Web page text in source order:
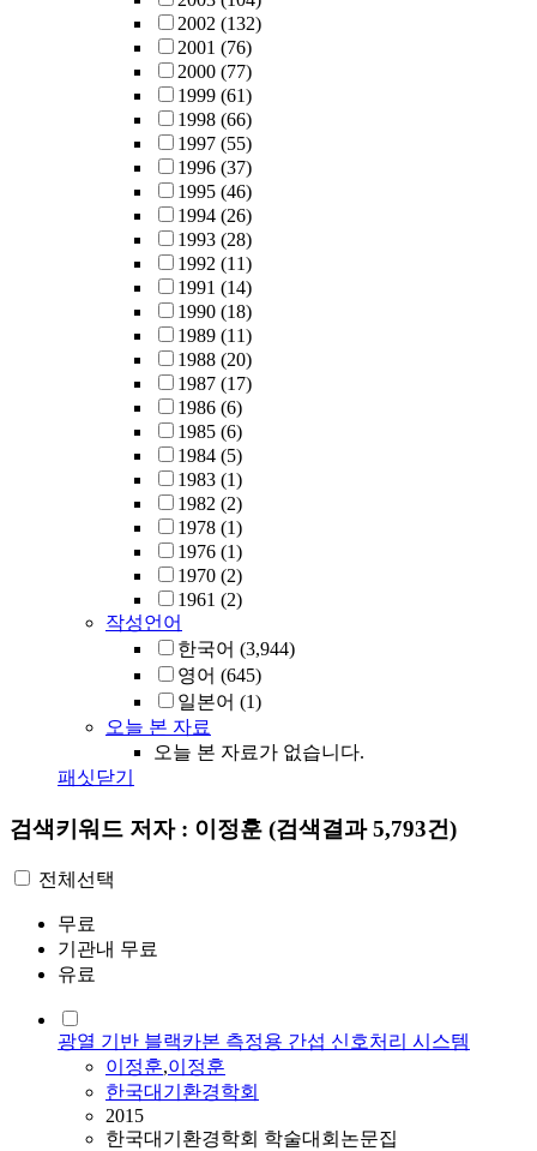
2002 (132)
2001 (76)
2000 (77)
1999 (61)
1998 (66)
1997 (55)
1996 (37)
1995 (46)
1994 (26)
1993 (28)
1992 (11)
1991 (14)
1990 (18)
1989 (11)
1988 (20)
1987 (17)
1986 (6)
1985 (6)
1984 (5)
1983 (1)
1982 (2)
1978 (1)
1976 (1)
1970 (2)
1961 (2)
작성언어
한국어 (3,944)
영어 (645)
일본어 (1)
오늘 본 자료
오늘 본 자료가 없습니다.
패싯닫기
검색키워드 저자 : 이정훈 (검색결과 5,793건)
전체선택
무료
기관내 무료
유료
광열 기반 블랙카본 측정용 간섭 신호처리 시스템
이정훈,이정훈
한국대기환경학회
2015
한국대기환경학회 학술대회논문집